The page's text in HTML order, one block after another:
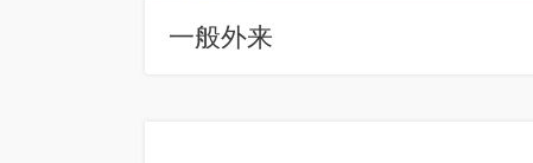
一般外来